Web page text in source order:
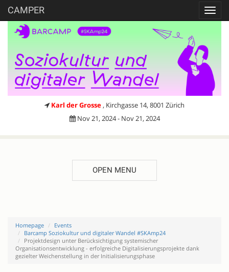
CAMPER
Karl der Grosse , Kirchgasse 14, 8001 Zürich
Nov 21, 2024 - Nov 21, 2024
OPEN MENU
Homepage
Events
Barcamp Soziokultur und digitaler Wandel #SKAmp24
Projektdesign unter Berücksichtigung systemischer
Organisationsentwicklung - erfolgreiche Digitalisierungsprojekte dank
gezielter Weichenstellung in der Initialisierungsphase